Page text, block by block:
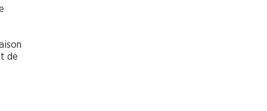
de